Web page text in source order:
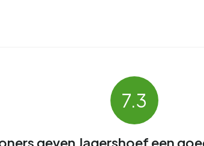
jaar zijn er 43 woningen verkocht in
Jagershoef was afgelopen jaar €432.718. Dit
De gemiddelde vraagprijs per m²
7.3
geven Jagershoef een